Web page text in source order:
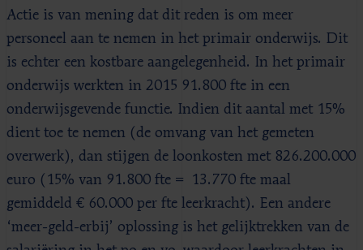
Actie is van mening dat dit reden is om meer
personeel aan te nemen in het primair onderwijs. Dit
is echter een kostbare aangelegenheid. In het primair
onderwijs werkten in 2015 91.800 fte in een
onderwijsgevende functie. Indien dit aantal met 15%
dient toe te nemen (de omvang van het gemeten
overwerk), dan stijgen de loonkosten met 826.200.000
euro (15% van 91.800 fte = 13.770 fte maal
gemiddeld € 60.000 per fte leerkracht). Een andere
‘meer-geld-erbij’ oplossing is het gelijktrekken van de